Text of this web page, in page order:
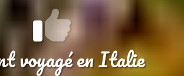
voyagé en Italie